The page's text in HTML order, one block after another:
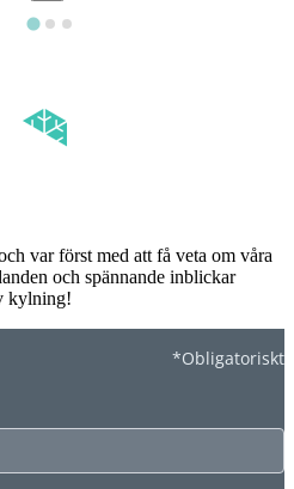
var först med att få veta om våra
och spännande inblickar
kylning!
*Obligatoriskt